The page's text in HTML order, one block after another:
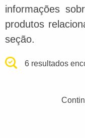
informações
produtos
seção.
6 resultados